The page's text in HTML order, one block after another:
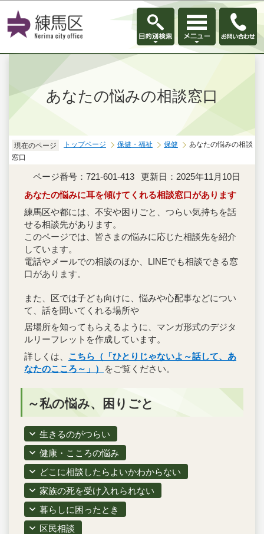
このページの本文へ移動
あなたの悩みの相談窓口
現在のページ トップページ 保健・福祉 保健
あなたの悩みの相談
窓口
ページ番号：721-601-413
更新日：2025年11月10日
あなたの悩みに耳を傾けてくれる相談窓口があります
練馬区や都には、不安や困りごと、つらい気持ちを話
せる相談先があります。
このページでは、皆さまの悩みに応じた相談先を紹介
しています。
電話やメールでの相談のほか、LINEでも相談できる窓
口があります。
また、区では子ども向けに、悩みや心配事などについ
て、話を聞いてくれる場所や
居場所を知ってもらえるように、マンガ形式のデジタ
ルリーフレットを作成しています。
詳しくは、 こちら（「ひとりじゃないよ～話して、あ
なたのこころ～」）
をご覧ください。
～私の悩み、困りごと
生きるのがつらい
健康・こころの悩み
どこに相談したらよいかわからない
家族の死を受け入れられない
暮らしに困ったとき
区民相談